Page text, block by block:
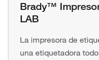
Brady™
LAB
La impresora de
una etiquetadora